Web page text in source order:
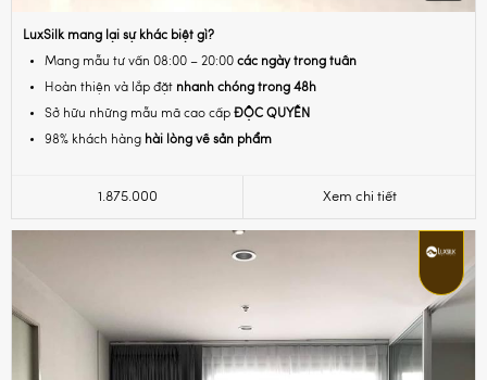
LuxSilk mang lại sự khác biệt gì?
Mang mẫu tư vấn 08:00 – 20:00 các ngày trong tuần
Hoàn thiện và lắp đặt nhanh chóng trong 48h
Sở hữu những mẫu mã cao cấp ĐỘC QUYỀN
98% khách hàng hài lòng về sản phẩm
1.875.000 Xem chi tiết